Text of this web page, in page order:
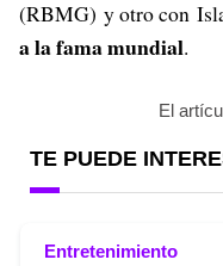
(RBMG) y otro con
a la fama mundial.
El
TE PUEDE
Entretenimiento